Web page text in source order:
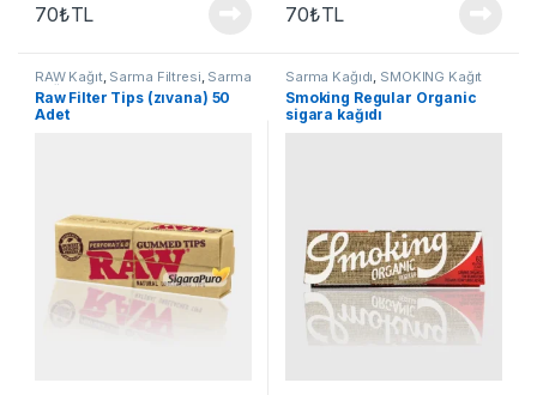
70₺TL 70₺TL
RAW Kağıt, Sarma Filtresi Sarma
Kağıdı
Raw Filter Tips (zıvana) 50
Adet
Sarma Kağıdı SMOKING Kağıt
Smoking Regular Organic
sigara kağıdı